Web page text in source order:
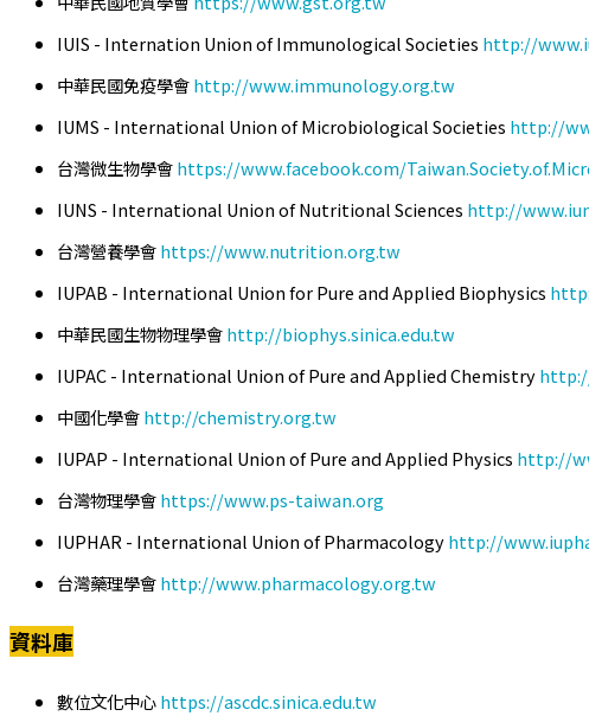
IUIS - Internation Union of Immunological Societies http://
中華民國免疫學會http://www.immunology.org.tw
IUMS - International Union of Microbiological Societies http://
台灣微生物學會https://www.facebook.com/
IUNS - International Union of Nutritional Sciences http://
台灣營養學會https://www.nutrition.org.tw
IUPAB - International Union for Pure and Applied Biophysics
中華民國生物物理學會http://biophys.sinica.edu.tw
IUPAC - International Union of Pure and Applied Chemistry
中國化學會http://chemistry.org.tw
IUPAP - International Union of Pure and Applied Physics http://
台灣物理學會https://www.ps-taiwan.org
IUPHAR - International Union of Pharmacologyhttp://
台灣藥理學會http://www.pharmacology.org.tw
資料庫
數位文化中心https://ascdc.sinica.edu.tw